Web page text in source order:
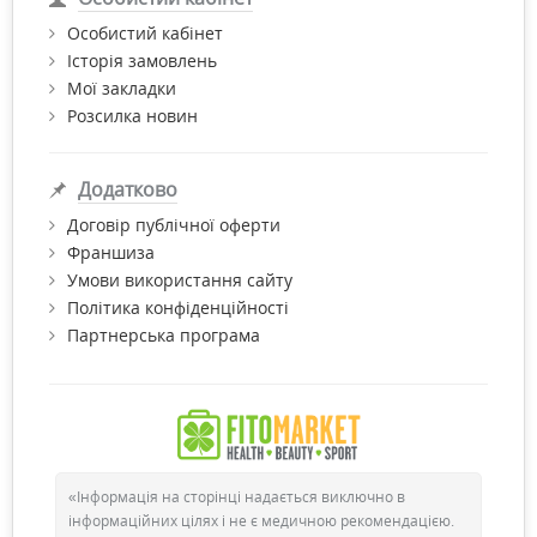
Особистий кабінет
Історія замовлень
Мої закладки
Розсилка новин
Додатково
Договір публічної оферти
Франшиза
Умови використання сайту
Політика конфіденційності
Партнерська програма
«Інформація на сторінці надається виключно в
інформаційних цілях і не є медичною рекомендацією.